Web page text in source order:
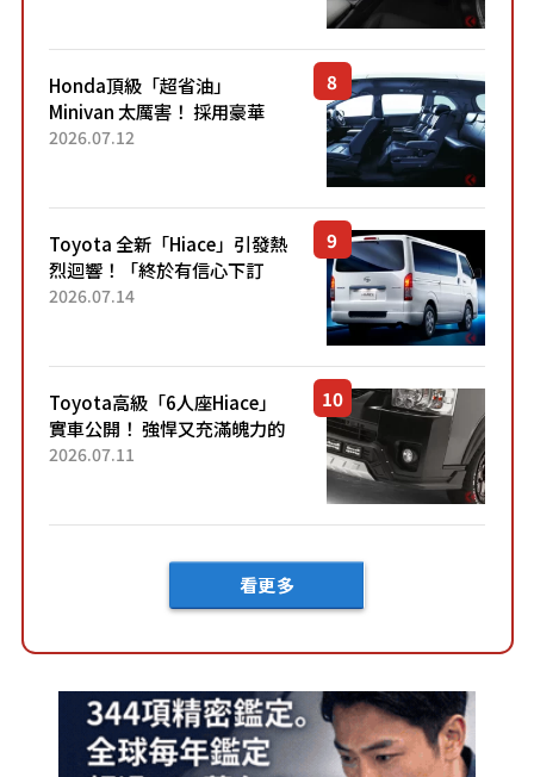
Honda頂級「超省油」
Minivan 太厲害！ 採用豪華
「真皮座椅」與專屬「黑色內
「三...
2026.07.12
Toyota 全新「Hiace」引發熱
烈迴響！「終於有信心下訂
了！」「哪個等級交車最
車？...
2026.07.14
Toyota高級「6人座Hiace」
實車公開！ 強悍又充滿魄力的
「全黑設計」搭配特別「豪華
2026.07.11
看更多